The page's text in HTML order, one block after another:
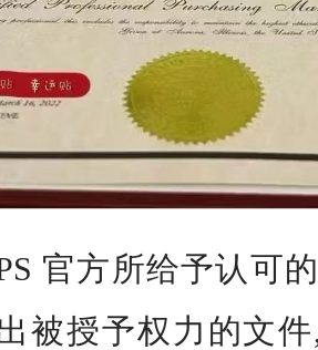
官方所给予认可
被授予权力的文